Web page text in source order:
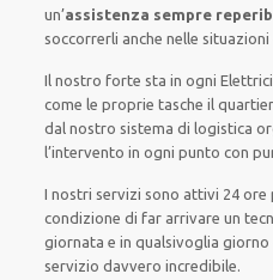
un’assistenza sempre
soccorrerli anchenelle
Il nostro forte sta in ogni
come le proprie tasche il
dal nostro sistema di logistica
l’intervento in ogni punto con
I nostri servizi sono attivi 24 ore
condizione di far arrivare un
giornata e inqualsivoglia giorno
serviziodavvero incredibile.